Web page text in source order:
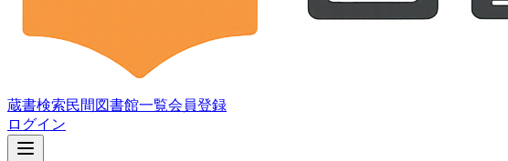
蔵書検索民間図書館一覧会員登録
ログイン